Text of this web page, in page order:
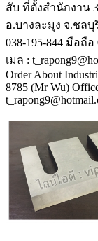
สับ ที่ตั้งสำนักงาน
อ.บางละมุง จ.ชลบุ
038-195-844 มือถื
เมล :
Order About
8785 (Mr Wu)